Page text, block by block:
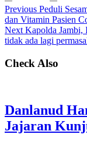
Previous Peduli
dan Vitamin Pasien
Next Kapolda Jambi,
tidak ada lagi
Check Also
Danlanud
Jajaran